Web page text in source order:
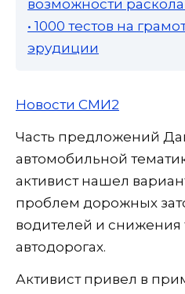
возможности
• 1000 тестов на
эрудиции
Новости СМИ2
Часть предложений
автомобильной
активист нашел
проблем дорожных
водителей и снижения
автодорогах.
Активист привел в